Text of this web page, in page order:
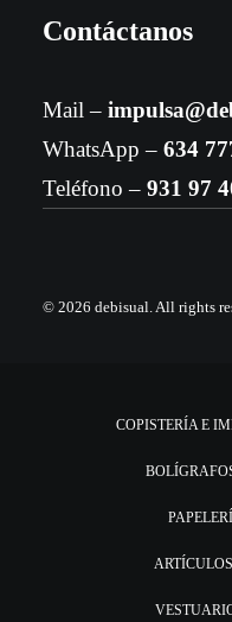
Contáctanos
Mail –
WhatsApp – 634
Teléfono – 931 97
© 2026 debisual.All rights
COPISTERÍA E